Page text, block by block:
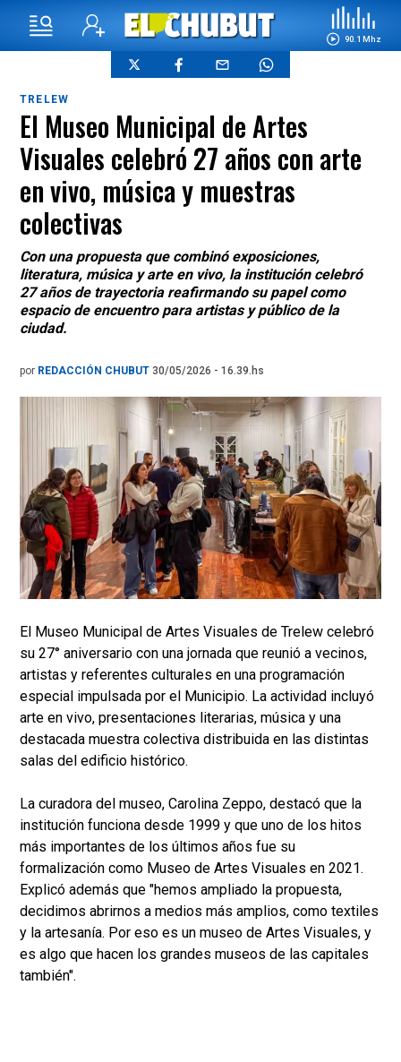
90.1 Mhz
TRELEW
El Museo Municipal de Artes
Visuales celebró 27 años con arte
en vivo, música y muestras
colectivas
Con una propuesta que combinó exposiciones,
literatura, música y arte en vivo, la institución celebró
27 años de trayectoria reafirmando su papel como
espacio de encuentro para artistas y público de la
ciudad.
por REDACCIÓN CHUBUT 30/05/2026 - 16.39.hs
El Museo Municipal de Artes Visuales de Trelew celebró
su 27° aniversario con una jornada que reunió a vecinos,
artistas y referentes culturales en una programación
especial impulsada por el Municipio. La actividad incluyó
arte en vivo, presentaciones literarias, música y una
destacada muestra colectiva distribuida en las distintas
salas del edificio histórico.
La curadora del museo, Carolina Zeppo, destacó que la
institución funciona desde 1999 y que uno de los hitos
más importantes de los últimos años fue su
formalización como Museo de Artes Visuales en 2021.
Explicó además que "hemos ampliado la propuesta,
decidimos abrirnos a medios más amplios, como textiles
y la artesanía. Por eso es un museo de Artes Visuales, y
es algo que hacen los grandes museos de las capitales
también".